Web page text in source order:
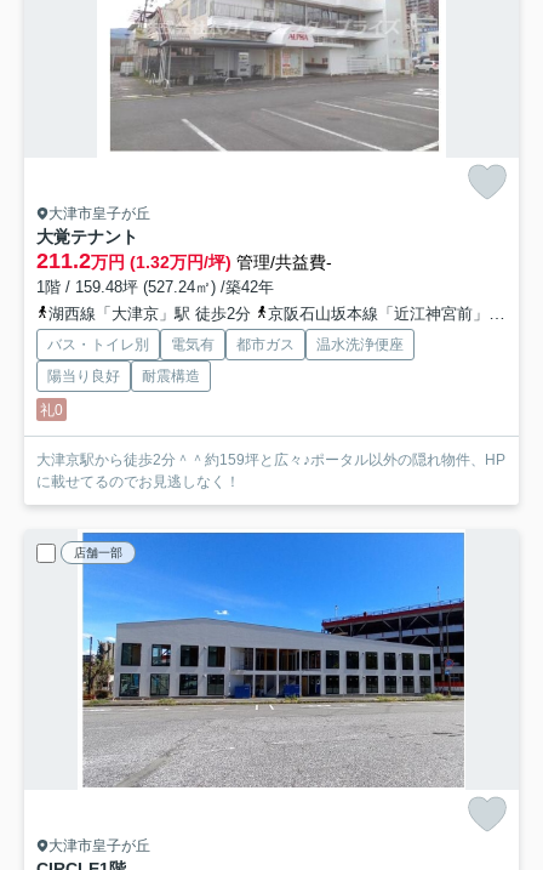
大津市皇子が丘
大覚テナント
211.2万円 (1.32万円/坪) 管理/共益費-
1階 / 159.48坪 (527.24㎡) /築42年
湖西線「大津京」駅 徒歩2分
京阪石山坂本線「近江神宮前」駅 徒歩8分
バス・トイレ別 電気有 都市ガス
温水洗浄便座
陽当り良好
耐震構造
礼0
大津京駅から徒歩2分＾＾約159坪と広々♪ポータル以外の隠れ物件、HP
に載せてるのでお見逃しなく！
店舗一部
大津市皇子が丘